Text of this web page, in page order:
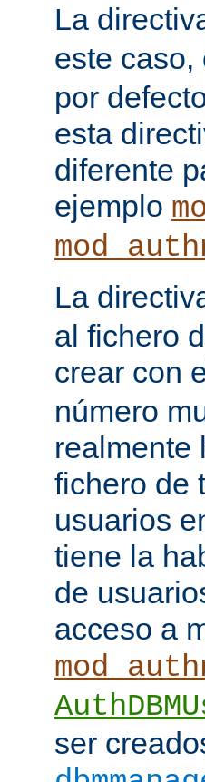
La
este
por
esta
diferente
ejemplo
La
al fichero
crear con
número
realmente
fichero de
usuarios
tiene la
de
acceso a
ser